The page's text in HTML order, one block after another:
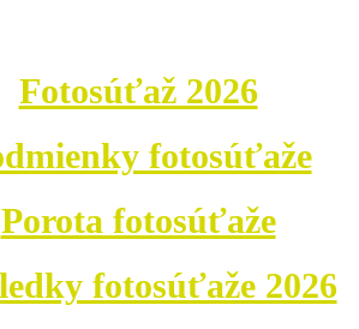
Fotosúťaž 2026
fotosúťaže
Porota fotosúťaže
fotosúťaže 2026